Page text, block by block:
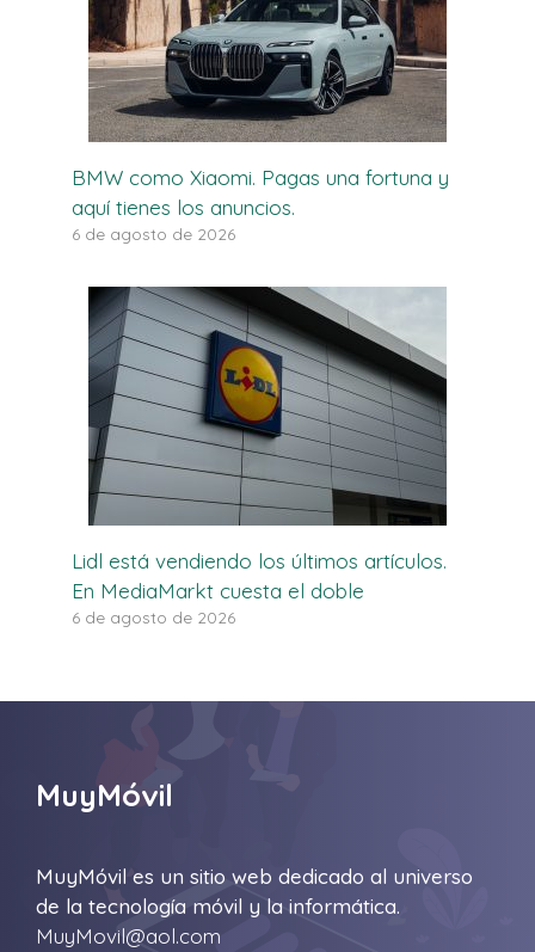
BMW como Xiaomi. Pagas una fortuna y
aquí tienes los anuncios.
6 de agosto de 2026
Lidl está vendiendo los últimos artículos.
En MediaMarkt cuesta el doble
6 de agosto de 2026
MuyMóvil
MuyMóvil es un sitio web dedicado al universo
de la tecnología móvil y la informática.
MuyMovil@aol.com